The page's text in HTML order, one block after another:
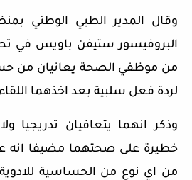
وقال المدير الطبي الوطني
البروفيسور ستيفن باويس في
من موظفي الصحة يعانيان من
لردة فعل سلبية بعد اخذهما
وذكر انهما يتعافيان تدريجيا
خطيرة على صحتهما مضيفا
من اي نوع من الحساسية للادوية